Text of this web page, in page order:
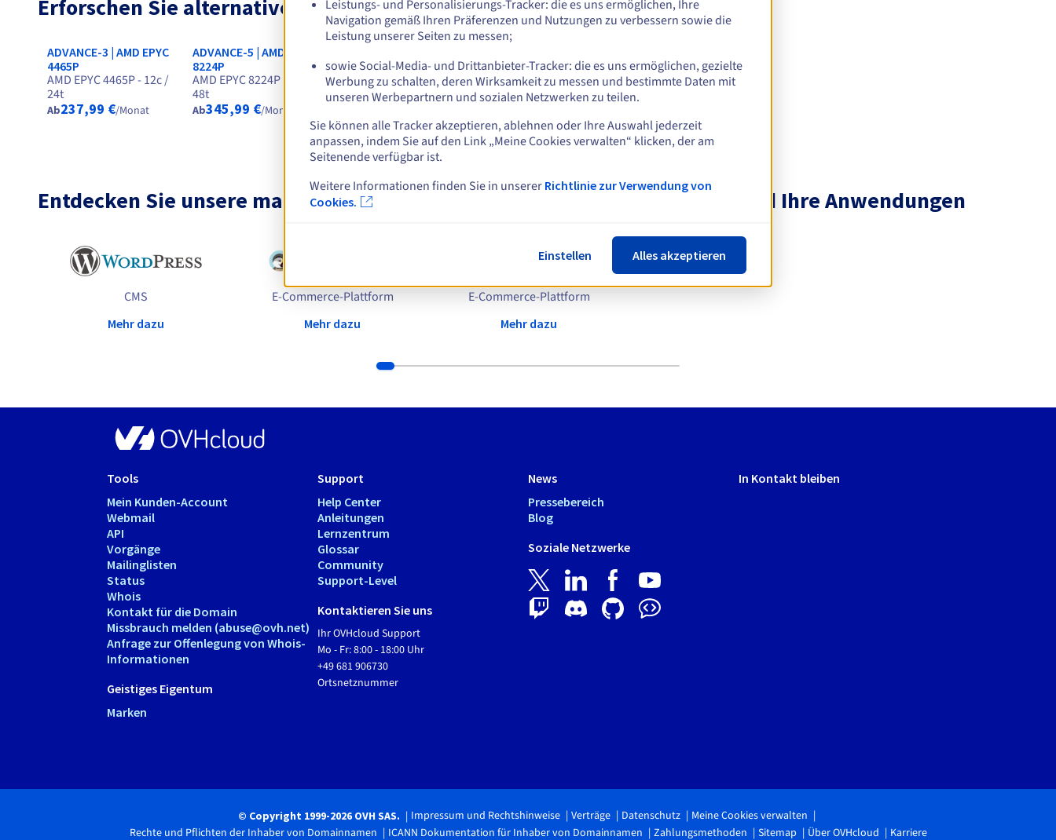
Erforschen Sie alternative Server für Drupal
ADVANCE-3 | AMD EPYC
4465P
AMD EPYC 4465P - 12c /
24t
Ab237,99 €/Monat
ADVANCE-5 | AMD EPYC
8224P
AMD EPYC 8224P - 24c /
48t
Ab345,99 €/Monat
Intel Xeon Gold 6426Y -
16c / 32t
Intel Xeon Gold 6442Y -
24c / 48t
Intel Xeon Gold 6438M -
32c / 64t
Entdecken Sie unsere maßgeschneiderten Lösungen für Ihr Webhosting und Ihre Anwendungen
CMS
Mehr dazu
E-Commerce-Plattform
Mehr dazu
E-Commerce-Plattform
Mehr dazu
Tools
Mein Kunden-Account
Webmail
API
Vorgänge
Mailinglisten
Status
Whois
Kontakt für die Domain
Missbrauch melden (abuse@ovh.net)
Anfrage zur Offenlegung von Whois-
Informationen
Geistiges Eigentum
Marken
Support
Help Center
Anleitungen
Lernzentrum
Glossar
Community
Support-Level
Kontaktieren Sie uns
Ihr OVHcloud Support
Mo - Fr: 8:00 - 18:00 Uhr
+49 681 906730
Ortsnetznummer
News
Pressebereich
Blog
Soziale Netzwerke
In Kontakt bleiben
© Copyright 1999-2026 OVH SAS. Impressum und Rechtshinweise Verträge Datenschutz
Meine Cookies verwalten
Rechte und Pflichten der Inhaber von Domainnamen
ICANN Dokumentation für Inhaber von Domainnamen Zahlungsmethoden Sitemap Über OVHcloud Karriere
Leistungs- und Personalisierungs-Tracker: die es uns ermöglichen, Ihre
Navigation gemäß Ihren Präferenzen und Nutzungen zu verbessern sowie die
Leistung unserer Seiten zu messen;
sowie Social-Media- und Drittanbieter-Tracker: die es uns ermöglichen, gezielte
Werbung zu schalten, deren Wirksamkeit zu messen und bestimmte Daten mit
unseren Werbepartnern und sozialen Netzwerken zu teilen.
Sie können alle Tracker akzeptieren, ablehnen oder Ihre Auswahl jederzeit
anpassen, indem Sie auf den Link „Meine Cookies verwalten“ klicken, der am
Seitenende verfügbar ist.
Weitere Informationen finden Sie in unserer Richtlinie zur Verwendung von
Cookies.
Einstellen Alles akzeptieren